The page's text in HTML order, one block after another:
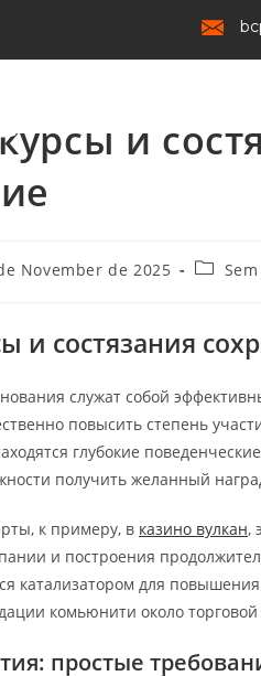
и
November de 2025
и состязания
служат собой
повысить степень
глубокие
получить желанный
к примеру, в казино вулкан,
и построения
катализатором для повышения
комьюнити около
простые